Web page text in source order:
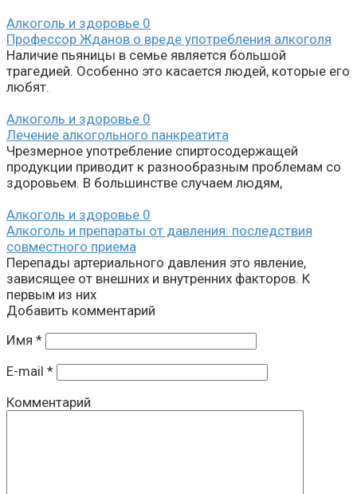
Алкоголь и здоровье 0
Профессор Жданов о вреде употребления алкоголя
Наличие пьяницы в семье является большой
трагедией. Особенно это касается людей, которые его
любят.
Алкоголь и здоровье 0
Лечение алкогольного панкреатита
Чрезмерное употребление спиртосодержащей
продукции приводит к разнообразным проблемам со
здоровьем. В большинстве случаем людям,
Алкоголь и здоровье 0
Алкоголь и препараты от давления: последствия
совместного приема
Перепады артериального давления это явление,
зависящее от внешних и внутренних факторов. К
первым из них
Добавить комментарий
Имя *
E-mail *
Комментарий